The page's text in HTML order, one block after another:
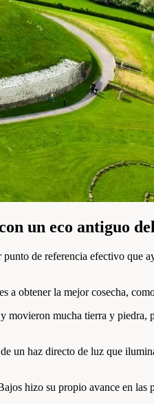
un eco antiguo
de referencia efectivo que
obtener la mejor cosecha,
mucha tierra y
haz directo de luz que
hizo su propio avance en las